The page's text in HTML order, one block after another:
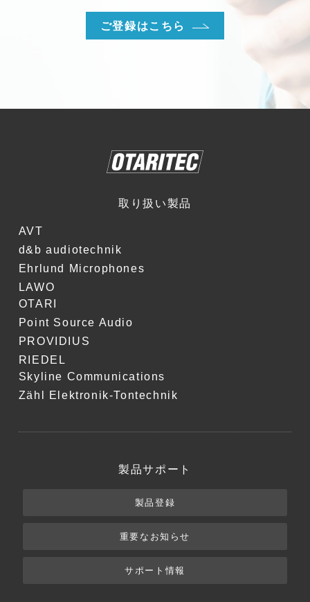
ご登録はこちら
取り扱い製品
AVT
d&b audiotechnik
Ehrlund Microphones
LAWO
OTARI
Point Source Audio
PROVIDIUS
RIEDEL
Skyline Communications
Zähl Elektronik-Tontechnik
製品サポート
製品登録
重要なお知らせ
サポート情報